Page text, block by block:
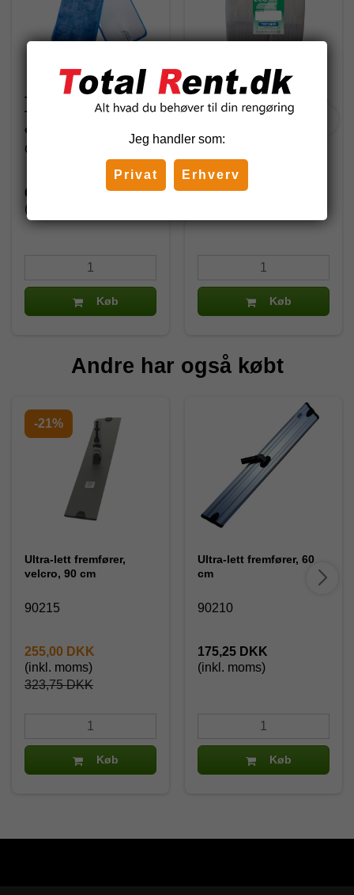
Total Microfiber
Tørmoppe PLUS, Blå, 60
cm
GZ-083
62,50 DKK
(inkl. moms)
Køb
Hygiejnemoppe, rulle 20
x 60 cm
524,00 DKK
Køb
Andre har også købt
-21%
Ultra-lett fremfører,
velcro, 90 cm
90215
323,75 DKK
255,00 DKK
(inkl. moms)
Køb
Ultra-lett fremfører, 60
cm
90210
175,25 DKK
(inkl. moms)
Køb
Jeg handler som:
Privat Erhverv